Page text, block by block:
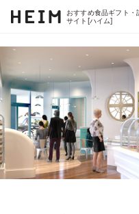
おすすめ食品ギフト・
サイト[ハイム]